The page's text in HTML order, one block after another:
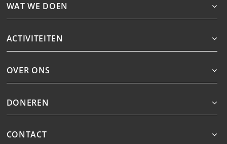
WAT WE DOEN
ACTIVITEITEN
OVER ONS
DONEREN
CONTACT